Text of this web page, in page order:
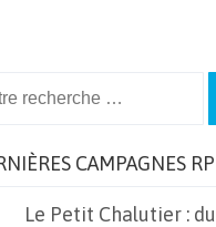
CAMPAGNES
Le Petit Chalutier :